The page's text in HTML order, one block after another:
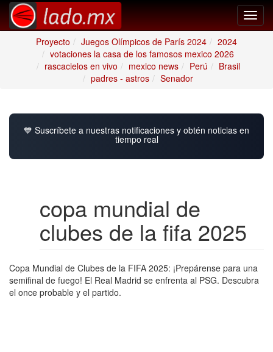
Proyecto
Juegos Olímpicos de París 2024
2024
votaciones la casa de los famosos mexico 2026
rascacielos en vivo
mexico news Perú
Brasil
padres - astros
Senador
💙 Suscríbete a nuestras notificaciones y obtén noticias en
tiempo real
copa mundial de
clubes de la fifa 2025
Copa Mundial de Clubes de la FIFA 2025: ¡Prepárense para una
semifinal de fuego! El Real Madrid se enfrenta al PSG. Descubra
el once probable y el partido.